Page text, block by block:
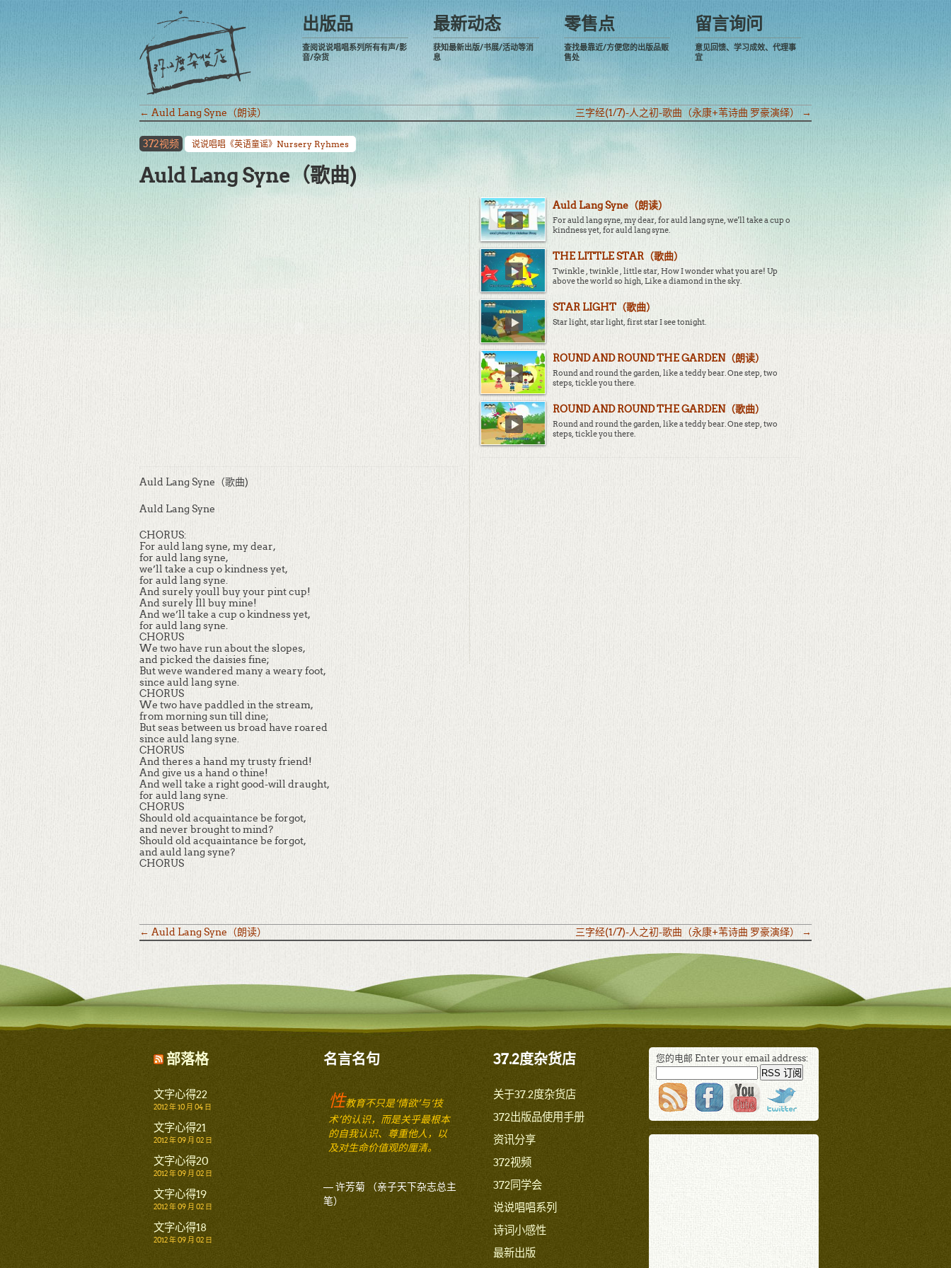
出版品
查阅说说唱唱系列所有有声/影
音/杂货
最新动态
获知最新出版/书展/活动等消
息
零售点
查找最靠近/方便您的出版品贩
售处
留言询问
意见回馈、学习成效、代理事
宜
← Auld Lang Syne（朗读） 三字经(1/7)-人之初-歌曲（永康+苇诗曲 罗豪演绎） →
372视频 说说唱唱《英语童谣》Nursery Ryhmes
Auld Lang Syne（歌曲)
Auld Lang Syne（歌曲)
Auld Lang Syne
CHORUS:
For auld lang syne, my dear,
for auld lang syne,
we’ll take a cup o kindness yet,
for auld lang syne.
And surely youll buy your pint cup!
And surely Ill buy mine!
And we’ll take a cup o kindness yet,
for auld lang syne.
CHORUS
We two have run about the slopes,
and picked the daisies fine;
But weve wandered many a weary foot,
since auld lang syne.
CHORUS
We two have paddled in the stream,
from morning sun till dine;
But seas between us broad have roared
since auld lang syne.
CHORUS
And theres a hand my trusty friend!
And give us a hand o thine!
And well take a right good-will draught,
for auld lang syne.
CHORUS
Should old acquaintance be forgot,
and never brought to mind?
Should old acquaintance be forgot,
and auld lang syne?
CHORUS
Auld Lang Syne（朗读）
For auld lang syne, my dear, for auld lang syne, we'll take a cup o
kindness yet, for auld lang syne.
THE LITTLE STAR（歌曲）
Twinkle , twinkle , little star, How I wonder what you are! Up
above the world so high, Like a diamond in the sky.
STAR LIGHT（歌曲）
Star light, star light, first star I see tonight.
ROUND AND ROUND THE GARDEN（朗读）
Round and round the garden, like a teddy bear. One step, two
steps, tickle you there.
ROUND AND ROUND THE GARDEN（歌曲）
Round and round the garden, like a teddy bear. One step, two
steps, tickle you there.
← Auld Lang Syne（朗读） 三字经(1/7)-人之初-歌曲（永康+苇诗曲 罗豪演绎） →
部落格
文字心得22
2012 年 10 月 04 日
文字心得21
2012 年 09 月 02 日
文字心得20
2012 年 09 月 02 日
文字心得19
2012 年 09 月 02 日
文字心得18
2012 年 09 月 02 日
名言名句
性教育不只是‘情欲’与‘技
术’的认识，而是关乎最根本
的自我认识、尊重他人，以
及对生命价值观的厘清。
— 许芳菊 （亲子天下杂志总主
笔）
37.2度杂货店
关于37.2度杂货店
372出版品使用手册
资讯分享
372视频
372同学会
说说唱唱系列
诗词小感性
最新出版
您的电邮 Enter your email address: